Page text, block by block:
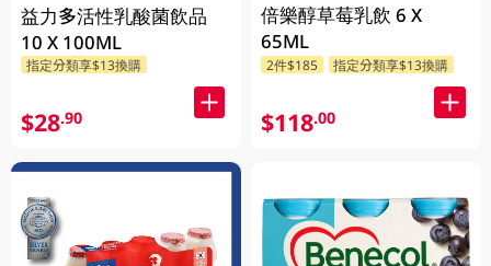
益力多活性乳酸菌飲品
10 X 100ML
指定分類享$13換購
$28.90
倍樂醇草莓乳飲 6 X
65ML
2件$185 指定分類享$13換購
$118.00